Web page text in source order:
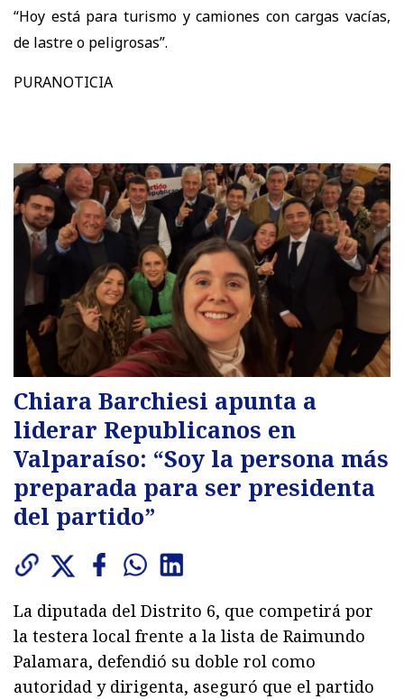
“Hoy está para turismo y camiones con cargas vacías,
de lastre o peligrosas”.
PURANOTICIA
Chiara Barchiesi apunta a
liderar Republicanos en
Valparaíso: “Soy la persona más
preparada para ser presidenta
del partido”
La diputada del Distrito 6, que competirá por
la testera local frente a la lista de Raimundo
Palamara, defendió su doble rol como
autoridad y dirigenta, aseguró que el partido